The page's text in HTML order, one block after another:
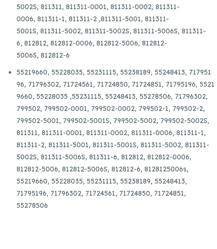
TURBÓ
mennyiség
5002S, 811311, 811311-0001, 811311-0002, 811311-
0006, 811311-1, 811311-2 ,811311-5001, 811311-
5001S, 811311-5002, 811311-5002S, 811311-5006S, 811311-
6, 812812, 812812-0006, 812812-5006, 812812-
5006S, 812812-6
55219660, 55228035, 55231115, 55238189, 55248413, 717951
96, 71796302, 71724561, 71724850, 71724851, 71795196, 5521
9660, 55228035 ,55231115, 55248413, 55278506, 71796302,
799502, 799502-0001, 799502-0002, 799502-1, 799502-2,
799502-5001, 799502-5001S, 799502-5002, 799502-5002S,
811311, 811311-0001, 811311-0002, 811311-0006, 811311-1,
811311-2, 811311-5001, 811311-5001S, 811311-5002, 811311-
5002S, 811311-5006S, 811311-6, 812812, 812812-0006,
812812-5006, 812812-5006S, 812812-6, 8128125006s,
55219660, 55228035, 55231115, 55238189, 55248413,
71795196, 71796302, 71724561, 71724850, 71724851,
55278506